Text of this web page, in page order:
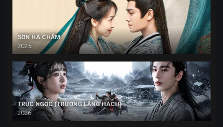
SƠN HÀ CHẨM
2025
TRỤC NGỌC (TRƯƠNG LĂNG HÁCH)
2026